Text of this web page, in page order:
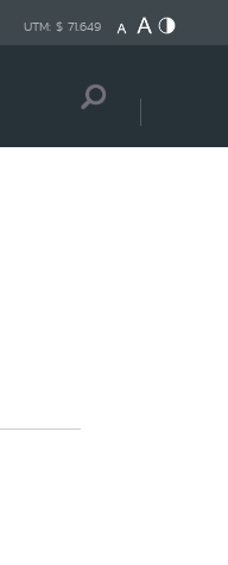
UTM: $ 71.649